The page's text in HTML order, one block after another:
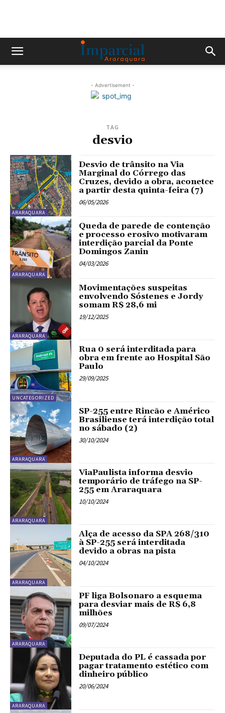
- Advertisement -
TAG
desvio
ARARAQUARA
Desvio de trânsito na Via
Marginal do Córrego das
Cruzes, devido a obra, aconetce
a partir desta quinta-feira (7)
06/05/2026
ARARAQUARA
Queda de parede de contenção
e processo erosivo motivaram
interdição parcial da Ponte
Domingos Zanin
04/03/2026
ARARAQUARA
Movimentações suspeitas
envolvendo Sóstenes e Jordy
somam R$ 28,6 mi
19/12/2025
UNCATEGORIZED
Rua 0 será interditada para
obra em frente ao Hospital São
Paulo
29/09/2025
ARARAQUARA
SP-255 entre Rincão e Américo
Brasiliense terá interdição total
no sábado (2)
30/10/2024
ARARAQUARA
ViaPaulista informa desvio
temporário de tráfego na SP-
255 em Araraquara
10/10/2024
ARARAQUARA
Alça de acesso da SPA 268/310
à SP-255 será interditada
devido a obras na pista
04/10/2024
ARARAQUARA
PF liga Bolsonaro a esquema
para desviar mais de R$ 6,8
milhões
09/07/2024
ARARAQUARA
Deputada do PL é cassada por
pagar tratamento estético com
dinheiro público
20/06/2024